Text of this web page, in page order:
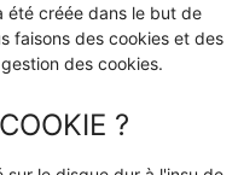
été créée dans le but de
faisons des cookies et des
des cookies.
?